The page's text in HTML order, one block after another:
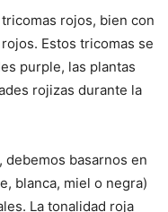
rojos, bien con
Estos tricomas se
purple, las plantas
rojizas durante la
debemos basarnos en
blanca, miel o negra)
La tonalidad roja